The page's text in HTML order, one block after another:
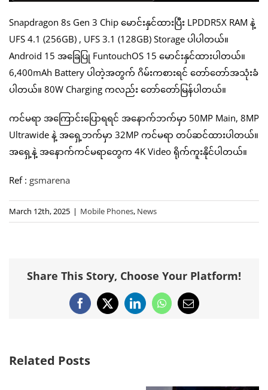
Snapdragon 8s Gen 3 Chip မောင်းနှင်ထားပြီး LPDDR5X RAM နဲ့
UFS 4.1 (256GB) , UFS 3.1 (128GB) Storage ပါပါတယ်။
Android 15 အခြေပြု FuntouchOS 15 မောင်းနှင်ထားပါတယ်။
6,400mAh Battery ပါတဲ့အတွက် ဂိမ်းကစားရင် တော်တော်အသုံးခံ
ပါတယ်။ 80W Charging ကလည်း တော်တော်မြန်ပါတယ်။
ကင်မရာ အကြောင်းပြောရရင် အနောက်ဘက်မှာ 50MP Main, 8MP
Ultrawide နဲ့ အရှေ့ဘက်မှာ 32MP ကင်မရာ တပ်ဆင်ထားပါတယ်။
အရှေ့နဲ့ အနောက်ကင်မရာတွေက 4K Video ရိုက်ကူးနိုင်ပါတယ်။
Ref : gsmarena
March 12th, 2025 | Mobile Phones, News
Share This Story, Choose Your Platform!
Facebook
X LinkedInWhatsApp
Email
Related Posts